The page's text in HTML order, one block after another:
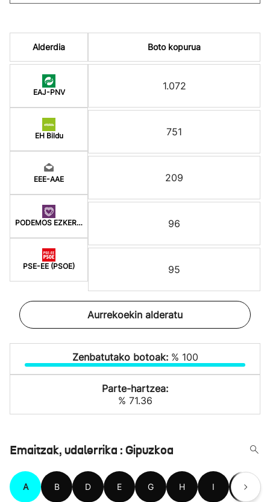
Alderdia
EAJ-PNV
EH Bildu
EEE-AAE
PODEMOS EZKER ANITZ
PSE-EE (PSOE)
Boto kopurua
1.072
751
209
96
95
Aurrekoekin alderatu
Zenbatutako botoak: % 100
Parte-hartzea:
% 71.36
Emaitzak, udalerrika : Gipuzkoa
A B D E G H I L